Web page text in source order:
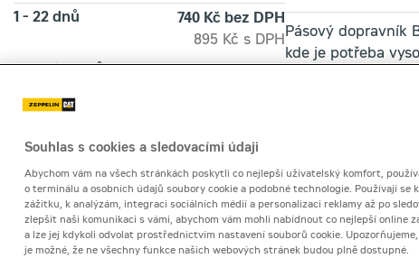
1 - 22 dnů
740 Kč bez DPH
895 Kč s DPH
Pásový dopravník
kde je potřeba
Počet dní
Souhlas s cookies a sledovacími údaji
Abychom vám na všech stránkách poskytli co nejlepší uživatelský komfort,
o terminálu a osobních údajů soubory cookie a podobné technologie. Používají se
zážitku, k analýzám, integraci sociálních médií a personalizaci reklamy až po
zlepšit naši komunikaci s vámi, abychom vám mohli nabídnout co nejlepší online
a lze jej kdykoli odvolat prostřednictvím nastavení souborů cookie. Upozorňujeme,
je možné, že ne všechny funkce našich webových stránek budou plně dostupné.